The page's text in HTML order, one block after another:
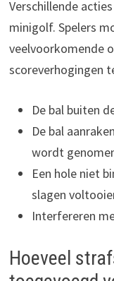
Verschillende
minigolf. Spelers
veelvoorkomende
scoreverhogingen
De bal buiten
De bal
wordt
Een hole niet
slagen
Interfereren
Hoeveel